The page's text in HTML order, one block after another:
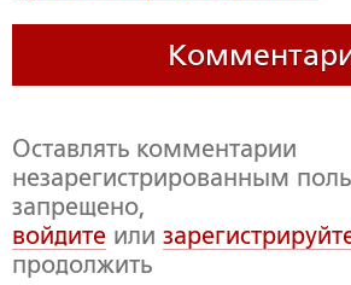
Оставлять комментарии
незарегистрированным
запрещено,
войдите или
продолжить